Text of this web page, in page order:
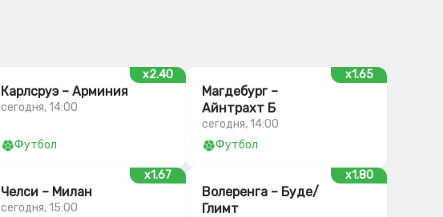
x2.40
Карлсруэ – Арминия
сегодня, 14:00
Футбол
x1.65
Магдебург –
Айнтрахт Б
сегодня, 14:00
Футбол
x1.67
Челси – Милан
сегодня, 15:00
x1.80
Волеренга – Буде/
Глимт